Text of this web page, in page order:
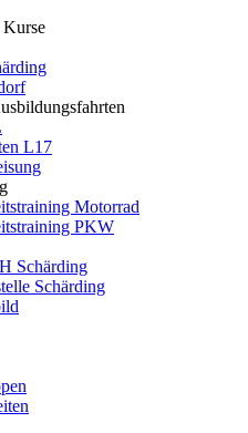
L17
Motorrad
PKW
Schärding
Schärding